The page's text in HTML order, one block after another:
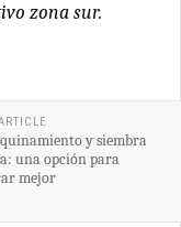
zona sur.
y siembra
una opción para
mejor